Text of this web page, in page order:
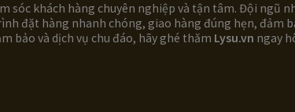
sóc khách hàng chuyên nghiệp và tận tâm. Đội ngũ
đặt hàng nhanh chóng, giao hàng đúng hẹn,
bảo và dịch vụ chu đáo, hãy ghé thăm Lysu.vn ngay